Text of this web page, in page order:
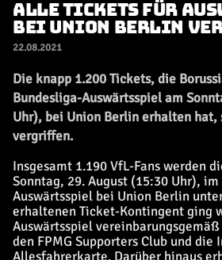
ALLE TICKETS FÜR
BEI UNION BERLIN
22.08.2021
Die knapp 1.200 Tickets, die
Bundesliga-Auswärtsspiel am
Uhr), bei Union Berlin erhalten hat,
vergriffen.
Insgesamt 1.190 VfL-Fans werden
Sonntag, 29. August (15:30 Uhr),
Auswärtsspiel bei Union Berlin
erhaltenen Ticket-Kontingent ging
Auswärtsspiel
den FPMG Supporters Club und die
Allesfahrerkarte. Darüber hinaus